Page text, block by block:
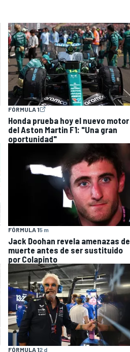
FÓRMULA 1
Honda prueba hoy el nuevo motor
del Aston Martin F1: "Una gran
oportunidad"
FÓRMULA 15 m
Jack Doohan revela amenazas de
muerte antes de ser sustituido
por Colapinto
FÓRMULA 12 d